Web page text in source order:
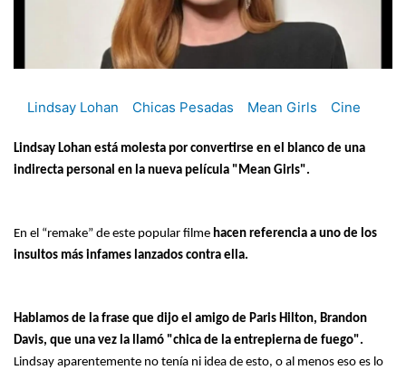
Lindsay Lohan Chicas Pesadas Mean Girls Cine
Lindsay Lohan está molesta por convertirse en el blanco de una
indirecta personal en la nueva película "Mean Girls".
En el “remake” de este popular filme hacen referencia a uno de los
insultos más infames lanzados contra ella.
Hablamos de la frase que dijo el amigo de Paris Hilton, Brandon
Davis, que una vez la llamó "chica de la entrepierna de fuego".
Lindsay aparentemente no tenía ni idea de esto, o al menos eso es lo